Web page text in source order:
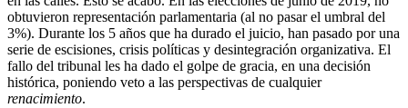
obtuvieron representación parlamentaria (al no pasar el umbral del
3%). Durante los 5 años que ha durado el juicio, han pasado por una
serie de escisiones, crisis políticas y desintegración organizativa. El
fallo del tribunal les ha dado el golpe de gracia, en una decisión
histórica, poniendo veto a las perspectivas de cualquier
renacimiento.